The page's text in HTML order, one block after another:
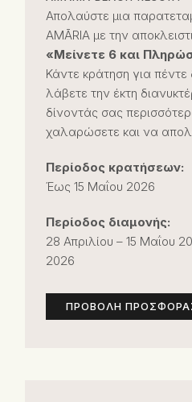
Απολαύστε μια
AMĀRIA με την
«Μείνετε 6 και
Κάντε κράτηση για πέντε
λάβετε την έκτη
δίνοντάς σας
χαλαρώσετε και να
Περίοδος κρατήσεων:
Έως 15 Μαΐου 2026
Περίοδος διαμονής:
28 Απριλίου – 15 Μαΐου
2026
ΠΡΟΒΟΛΉ